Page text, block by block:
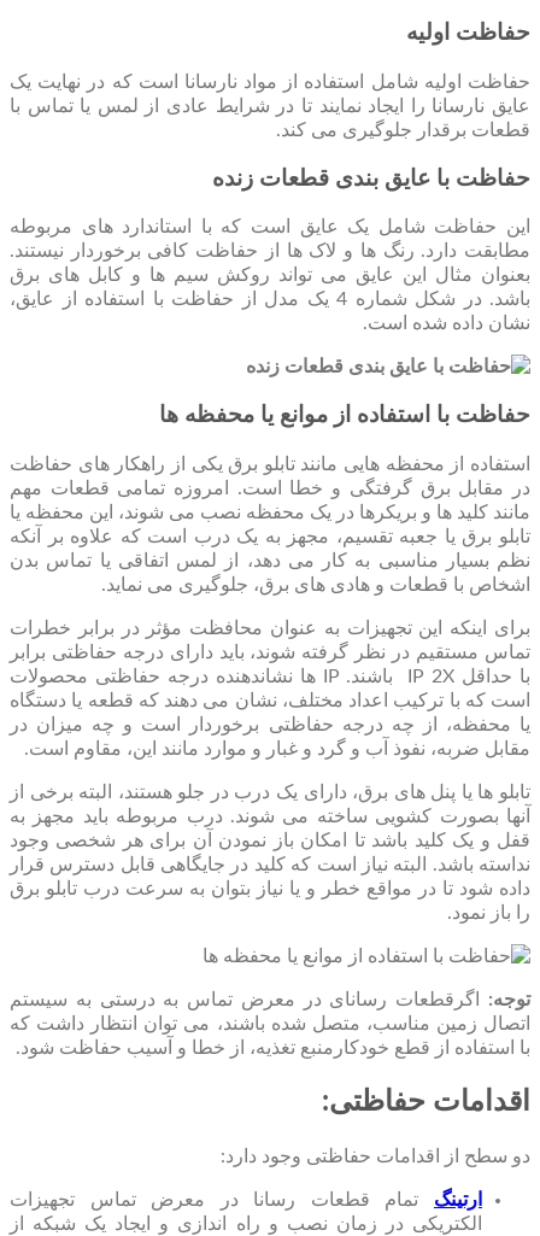
حفاظت اولیه
حفاظت اولیه شامل استفاده از مواد نارسانا است که در نهایت یک
عایق نارسانا را ایجاد نمایند تا در شرایط عادی از لمس یا تماس با
قطعات برقدار جلوگیری می کند.
حفاظت با عایق بندی قطعات زنده
این حفاظت شامل یک عایق است که با استاندارد های مربوطه
مطابقت دارد. رنگ ‌ها و لاک ‌ها از حفاظت کافی برخوردار نیستند.
بعنوان مثال این عایق می تواند روکش سیم ها و کابل های برق
باشد. در شکل شماره 4 یک مدل از حفاظت با استفاده از عایق،
نشان داده شده است.
حفاظت با استفاده از موانع یا محفظه ها
استفاده از محفظه هایی مانند تابلو برق یکی از راهکار های حفاظت
در مقابل برق گرفتگی و خطا است. امروزه تمامی قطعات مهم
مانند کلید ها و بریکرها در یک محفظه نصب می شوند، این محفظه یا
تابلو برق یا جعبه تقسیم، مجهز به یک درب است که علاوه بر آنکه
نظم بسیار مناسبی به کار می دهد، از لمس اتفاقی یا تماس بدن
اشخاص با قطعات و هادی های برق، جلوگیری می نماید.
برای اینکه این تجهیزات به عنوان محافظت مؤثر در برابر خطرات
تماس مستقیم در نظر گرفته شوند، باید دارای درجه حفاظتی برابر
با حداقل IP 2X باشند. IP ها نشاندهنده درجه حفاظتی محصولات
است که با ترکیب اعداد مختلف، نشان می دهند که قطعه یا دستگاه
یا محفظه، از چه درجه حفاظتی برخوردار است و چه میزان در
مقابل ضربه، نفوذ آب و گرد و غبار و موارد مانند این، مقاوم است.
تابلو ها یا پنل های برق، دارای یک درب در جلو هستند، البته برخی از
آنها بصورت کشویی ساخته می شوند. درب مربوطه باید مجهز به
قفل و یک کلید باشد تا امکان باز نمودن آن برای هر شخصی وجود
نداسته باشد. البته نیاز است که کلید در جایگاهی قابل دسترس قرار
داده شود تا در مواقع خطر و یا نیاز بتوان به سرعت درب تابلو برق
را باز نمود.
توجه: اگرقطعات رسانای در معرض تماس به درستی به سیستم
اتصال زمین مناسب، متصل شده باشند، می توان انتظار داشت که
با استفاده از قطع خودکارمنبع تغذیه، از خطا و آسیب حفاظت شود.
اقدامات حفاظتی:
دو سطح از اقدامات حفاظتی وجود دارد:
ارتینگ تمام قطعات رسانا در معرض تماس تجهیزات
الکتریکی در زمان نصب و راه اندازی و ایجاد یک شبکه از